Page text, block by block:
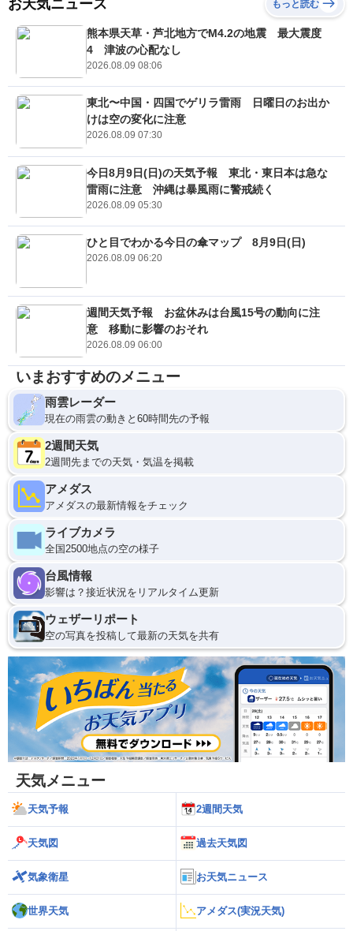
お天気ニュース もっと読む
熊本県天草・芦北地方でM4.2の地震 最大震度
4 津波の心配なし
2026.08.09 08:06
東北〜中国・四国でゲリラ雷雨 日曜日のお出か
けは空の変化に注意
2026.08.09 07:30
今日8月9日(日)の天気予報 東北・東日本は急な
雷雨に注意 沖縄は暴風雨に警戒続く
2026.08.09 05:30
ひと目でわかる今日の傘マップ 8月9日(日)
2026.08.09 06:20
週間天気予報 お盆休みは台風15号の動向に注
意 移動に影響のおそれ
2026.08.09 06:00
いまおすすめのメニュー
雨雲レーダー
現在の雨雲の動きと60時間先の予報
2週間天気
2週間先までの天気・気温を掲載
アメダス
アメダスの最新情報をチェック
ライブカメラ
全国2500地点の空の様子
台風情報
影響は？接近状況をリアルタイム更新
ウェザーリポート
空の写真を投稿して最新の天気を共有
天気メニュー
天気予報 2週間天気
天気図 過去天気図
気象衛星 お天気ニュース
世界天気 アメダス(実況天気)